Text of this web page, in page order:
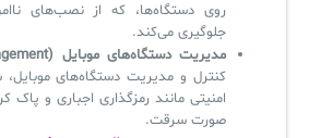
روی دستگاه‌ها، که از نصب‌های
جلوگیری می‌کند.
مدیریت دستگاه‌های موبایل (Mobile Device Management):
کنترل و مدیریت دستگاه‌های
امنیتی مانند رمزگذاری اجباری و پاک
صورت سرقت.